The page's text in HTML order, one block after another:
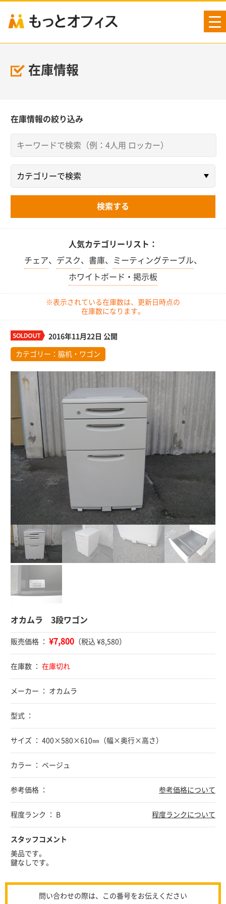
在庫情報
在庫情報の絞り込み
人気カテゴリーリスト：
チェア、 デスク、 書庫、 ミーティングテーブル、
ホワイトボード・掲示板
※表示されている在庫数は、更新日時点の
在庫数になります。
2016年11月22日 公開
カテゴリー： 脇机・ワゴン
オカムラ 3段ワゴン
販売価格 ： ¥7,800 （税込 ¥8,580）
在庫数 ： 在庫切れ
メーカー ： オカムラ
型式 ：
サイズ ： 400×580×610㎜（幅×奥行×高さ）
カラー ： ベージュ
参考価格 ： 参考価格について
程度ランク ： B 程度ランクについて
スタッフコメント
美品です。
鍵なしです。
問い合わせの際は、この番号をお伝えください